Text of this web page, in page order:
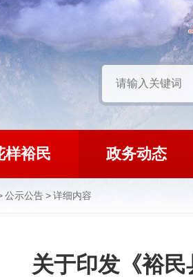
样裕民 政务动态
公示公告>详细内容
关于印发《裕